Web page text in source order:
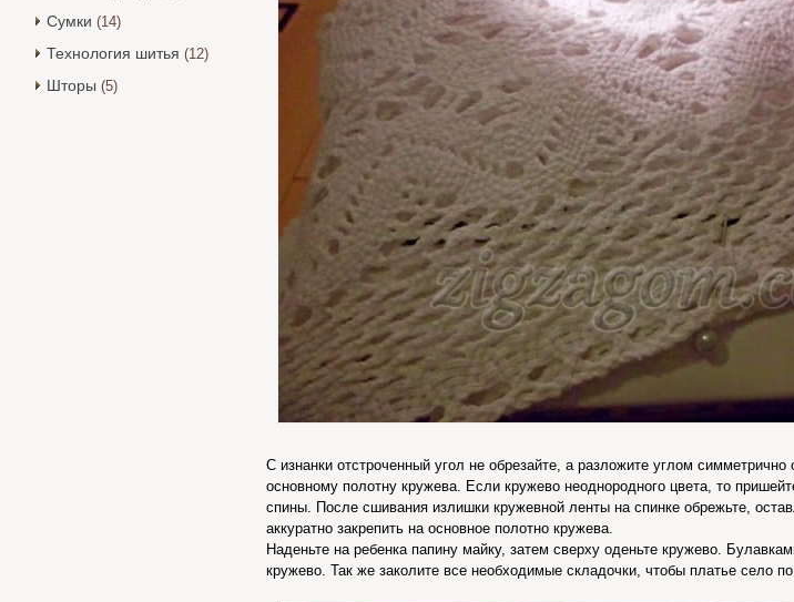
Сумки (14)
Технология шитья (12)
Шторы (5)
С изнанки отстроченный угол не обрезайте, а разложите углом
основному полотну кружева. Если кружево неоднородного цвета, то
спины. После сшивания излишки кружевной ленты на спинке обрежьте,
аккуратно закрепить на основное полотно кружева.
Наденьте на ребенка папину майку, затем сверху оденьте кружево.
кружево. Так же заколите все необходимые складочки, чтобы платье село